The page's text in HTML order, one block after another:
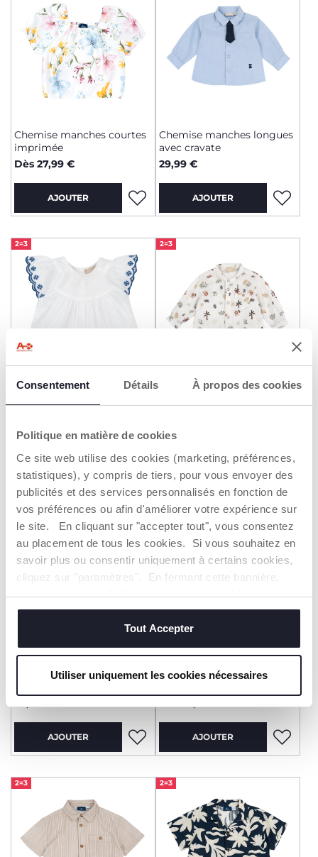
Consentement Détails À propos des cookies
Politique en matière de cookies
Ce site web utilise des cookies (marketing, préférences,
statistiques), y compris de tiers, pour vous envoyer des
publicités et des services personnalisés en fonction de
vos préférences ou afin d'améliorer votre expérience sur
le site. En cliquant sur "accepter tout", vous consentez
au placement de tous les cookies. Si vous souhaitez en
savoir plus ou consentir uniquement à certains cookies,
cliquez sur "paramètres". En fermant cette bannière,
vous consentez à l'utilisation des seuls cookies
techniques, qui sont essentiels au service demandé.
Tout Accepter
Utiliser uniquement les cookies nécessaires
Chemise manches courtes
imprimée
Dès 27,99 €
AJOUTER
Chemise manches longues
avec cravate
29,99 €
AJOUTER
2=3
Chemise manches courtes
25,99 €
2=3
Chemise manches longues
29,99 €
AJOUTER
2=3
Chemise manches longues
AJOUTER
2=3
Chemise manches courtes
AJOUTER
2=3 2=3